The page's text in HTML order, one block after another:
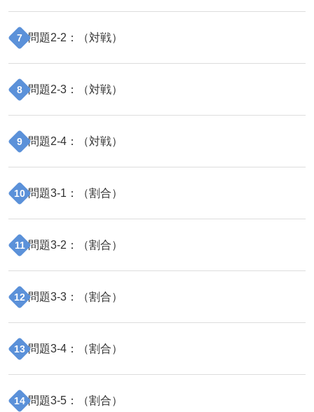
7 問題2-2 ：（対戦）
8 問題2-3 ：（対戦）
9 問題2-4 ：（対戦）
10 問題3-1 ：（割合）
11 問題3-2 ：（割合）
12 問題3-3 ：（割合）
13 問題3-4 ：（割合）
14 問題3-5 ：（割合）